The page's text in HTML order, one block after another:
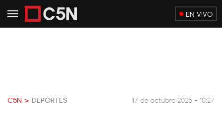
EN VIVO
C5N > DEPORTES 17 de octubre 2025 - 10:27